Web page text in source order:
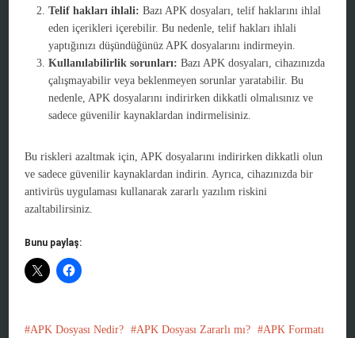
Telif hakları ihlali: Bazı APK dosyaları, telif haklarını ihlal
eden içerikleri içerebilir. Bu nedenle, telif hakları ihlali
yaptığınızı düşündüğünüz APK dosyalarını indirmeyin.
Kullanılabilirlik sorunları: Bazı APK dosyaları, cihazınızda
çalışmayabilir veya beklenmeyen sorunlar yaratabilir. Bu
nedenle, APK dosyalarını indirirken dikkatli olmalısınız ve
sadece güvenilir kaynaklardan indirmelisiniz.
Bu riskleri azaltmak için, APK dosyalarını indirirken dikkatli olun
ve sadece güvenilir kaynaklardan indirin. Ayrıca, cihazınızda bir
antivirüs uygulaması kullanarak zararlı yazılım riskini
azaltabilirsiniz.
Bunu paylaş:
APK Dosyası Nedir? APK Dosyası Zararlı mı? APK Formatı